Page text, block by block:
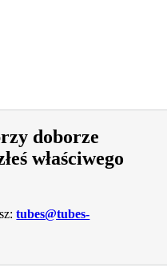
doborze
właściwego
tubes@tubes-